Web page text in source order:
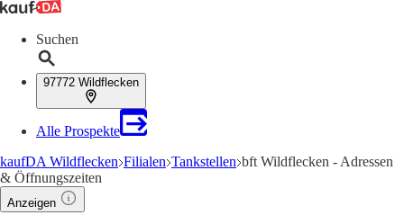
Suchen
97772 Wildflecken
Alle Prospekte
kaufDA Wildflecken Filialen Tankstellen bft Wildflecken - Adressen
& Öffnungszeiten
Anzeigen